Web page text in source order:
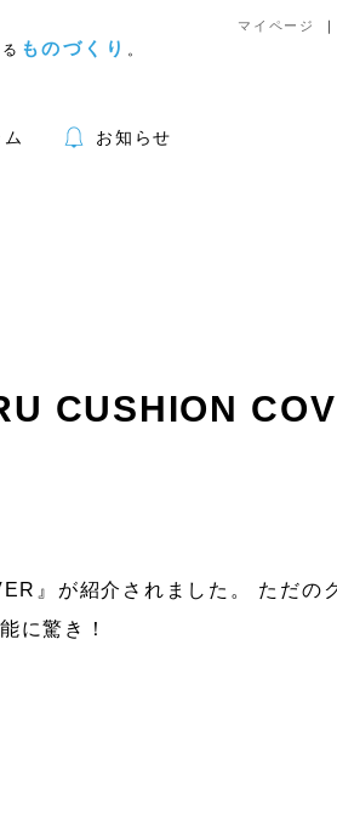
ものづくり 。
マイページ
ム お知らせ
ペット
CUSHION
』が紹介されました。 ただの
に驚き！